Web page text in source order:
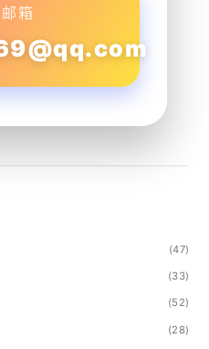
箱
(47)
(33)
(52)
(28)